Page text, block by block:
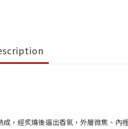
，經炙燒後逼出香氣，外層微焦、內